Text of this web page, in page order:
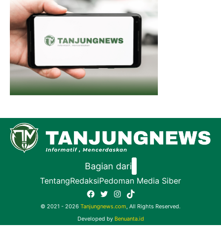
Bagian dari
TentangRedaksiPedoman Media Siber
Facebook
TwitterInstagram
TikTok
© 2021 - 2026 Tanjungnews.com, All Rights Reserved.
Developed by Benuanta.id